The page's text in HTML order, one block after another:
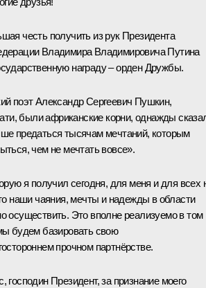
честь получить из рук Президента
Владимира Владимировича Путина
награду ‒ орден Дружбы.
поэт Александр Сергеевич Пушкин,
были африканские корни, однажды
предаться тысячам мечтаний, которым
чем не мечтать вовсе».
я получил сегодня, для меня и для всех
наши чаяния, мечты и надежды в области
осуществить. Это вполне реализуемо в том
будем базировать свою
прочном партнёрстве.
господин Президент, за признание моего